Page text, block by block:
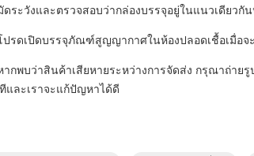
ดระวังและตรวจสอบว่ากล่องบรรจุอยู่ในแนวเดียวกั
ปรดเปิดบรรจุภัณฑ์สูญญากาศในห้องปลอดเชื้อเมื่อ
ากพบว่าสินค้าเสียหายระหว่างการจัดส่ง กรุณาถ่า
และเราจะแก้ปัญหาได้ดี